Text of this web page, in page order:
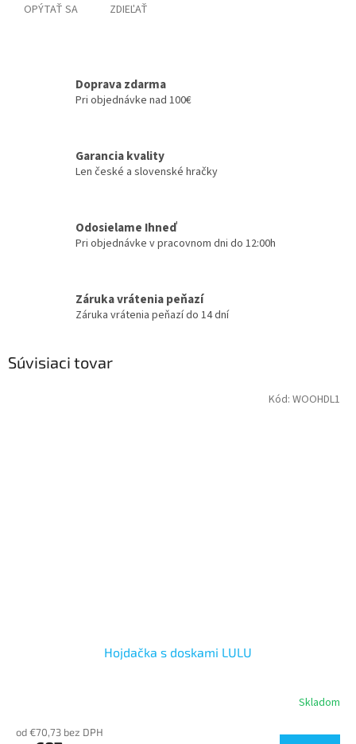
OPÝTAŤ SA ZDIEĽAŤ
Doprava zdarma
Pri objednávke nad 100€
Garancia kvality
Len české a slovenské hračky
Odosielame Ihneď
Pri objednávke v pracovnom dni do 12:00h
Záruka vrátenia peňazí
Záruka vrátenia peňazí do 14 dní
Súvisiaci tovar
Hojdačka s doskami LULU
Skladom
od €70,73 bez DPH
Kód: WOOHDL1